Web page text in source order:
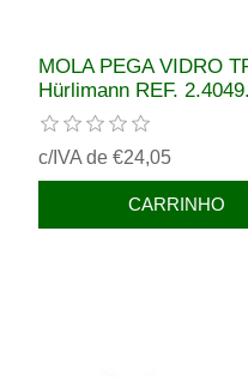
MOLA PEGA VIDRO
Hürlimann REF.
c/IVA de €24,05